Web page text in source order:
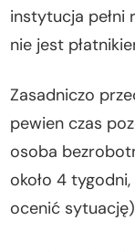
instytucja pełni
nie jest
Zasadniczo
pewien czas
osoba
około 4
ocenić